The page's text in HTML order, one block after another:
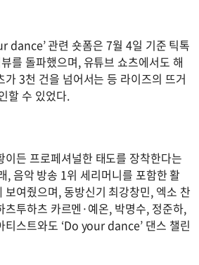
dance’ 관련 숏폼은 7월 4일 기준 틱톡
를 돌파했으며, 유튜브 쇼츠에서도 해
가 3천 건을 넘어서는 등 라이즈의 뜨거
할 수 있었다.
이든 프로페셔널한 태도를 장착한다는
, 음악 방송 1위 세리머니를 포함한 활
여줬으며, 동방신기 최강창민, 엑소 찬
투하츠 카르멘·예온, 박명수, 정준하,
티스트와도 ‘Do your dance’ 댄스 챌린